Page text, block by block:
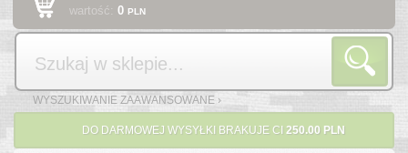
wartość:0PLN
Szukaj
WYSZUKIWANIE ZAAWANSOWANE ›
DO DARMOWEJ WYSYŁKI BRAKUJE CI 250.00 PLN